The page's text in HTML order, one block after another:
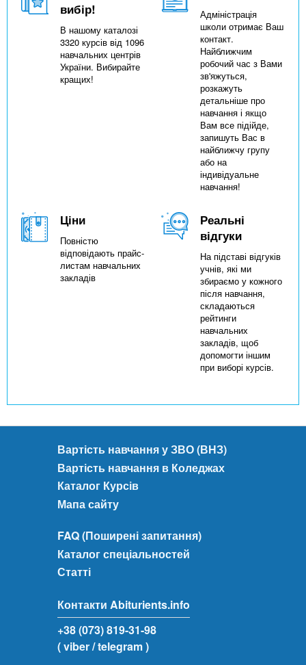
вибір!
В нашому каталозі
3320 курсів від 1096
навчальних центрів
України. Вибирайте
кращих!
Адміністрація
школи отримає Ваш
контакт.
Найближчим
робочий час з Вами
зв'яжуться,
розкажуть
детальніше про
навчання і якщо
Вам все підійде,
запишуть Вас в
найближчу групу
або на
індивідуальне
навчання!
Ціни
Повністю
відповідають прайс-
листам навчальних
закладів
Реальні
відгуки
На підставі відгуків
учнів, які ми
збираємо у кожного
після навчання,
складаються
рейтинги
навчальних
закладів, щоб
допомогти іншим
при виборі курсів.
Вартість навчання у ЗВО (ВНЗ)
Вартість навчання в Коледжах
Каталог Курсів
Мапа сайту
FAQ (Поширені запитання)
Каталог спеціальностей
Статті
Контакти Abiturients.info
+38 (073) 819-31-98
( viber/ telegram )